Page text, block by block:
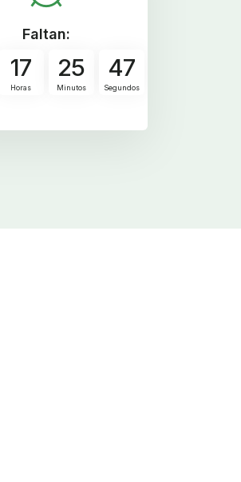
Faltan:
17
Horas
25
Minutos
46
Segundos